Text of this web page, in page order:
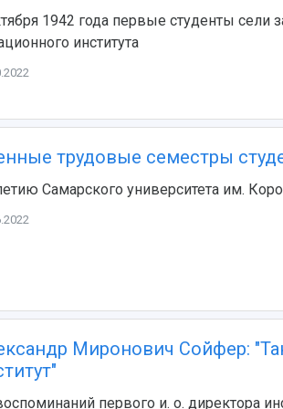
1942 года первые студенты сели
института
трудовые семестры
Самарского университета им.
Миронович Сойфер:
первого и. о. директора